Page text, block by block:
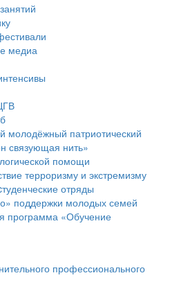
медиа
молодёжный патриотический
связующая нить»
помощи
терроризму и экстремизму
отряды
поддержки молодых семей
программа «Обучение
профессионального